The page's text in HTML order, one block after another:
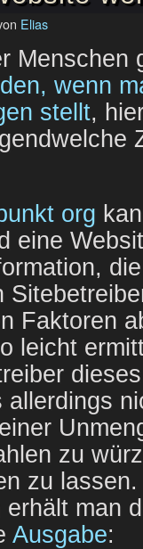
Elias
Menschen
wenn
stellt,
org
eine
Faktoren
leicht
zu
zu
erhält man
Ausgabe: